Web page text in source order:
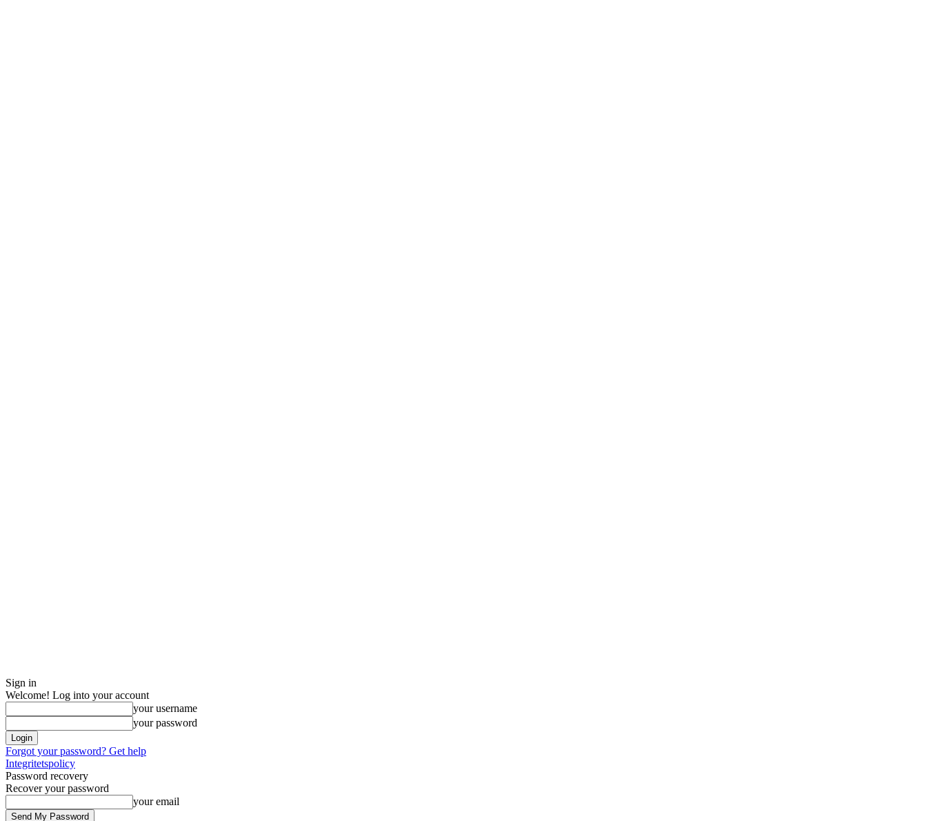
Sign in
Welcome! Log into your account
your username
your password
Forgot your password? Get help
Integritetspolicy
Password recovery
Recover your password
your email